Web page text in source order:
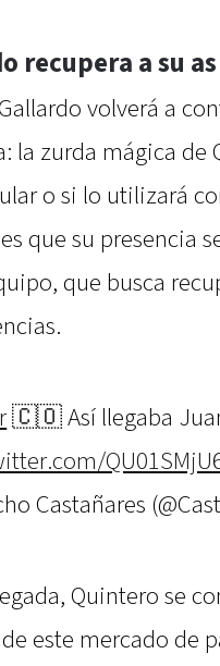
recupera a su
volverá a
la zurda mágica de
o si lo utilizará
que su presencia
que busca
🇨🇴 Así llegaba
Castañares
Quintero se
este mercado de